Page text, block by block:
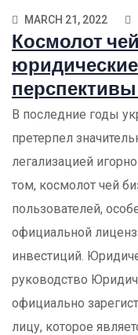
MARCH 21, 2022
Космолот
В последние годы
претерпел
легализацией
том, космолот чей
пользователей,
официальной
инвестиций.
руководство
официально
лицу, которое